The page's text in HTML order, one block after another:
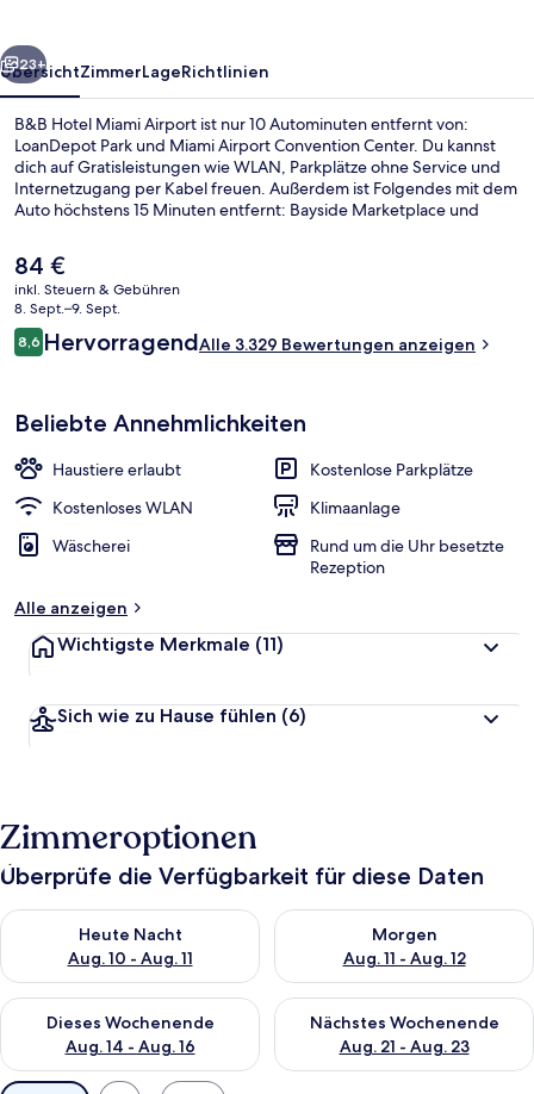
Weiter
23+
ÜbersichtZimmerLageRichtlinien
B&B Hotel Miami Airport ist nur 10 Autominuten entfernt von:
LoanDepot Park und Miami Airport Convention Center. Du kannst
dich auf Gratisleistungen wie WLAN, Parkplätze ohne Service und
Internetzugang per Kabel freuen. Außerdem ist Folgendes mit dem
Auto höchstens 15 Minuten entfernt: Bayside Marketplace und
und die Nähe zum Flughafen.
Der
aktuelle
Preis
beträgt
84 €.
84 €
inkl. Steuern & Gebühren
8. Sept.–9. Sept.
Bewertungen
8,68,6 von 10.
HervorragendAlle 3.329 Bewertungen anzeigen
Beliebte Annehmlichkeiten
Haustiere erlaubt
Kostenlose Parkplätze
Kostenloses WLAN
Klimaanlage
Wäscherei
Rund um die Uhr besetzte
Rezeption
Alle anzeigen
Wichtigste Merkmale (11)
Sich wie zu Hause fühlen (6)
Zimmeroptionen
Überprüfe die Verfügbarkeit für diese Daten
Heute Nacht
Aug. 10 - Aug. 11
Überprüfe die Verfügbarkeit für heute Nacht, Aug. 10 - Aug.
Morgen
Aug. 11 - Aug. 12
Überprüfe die Verfügbarkeit
Dieses Wochenende
Aug. 14 - Aug. 16
Überprüfe die Verfügbarkeit für dieses Wochenende, Aug. 14
Nächstes Wochenende
Aug. 21 - Aug. 23
Überprüfe die Verfügbarkeit